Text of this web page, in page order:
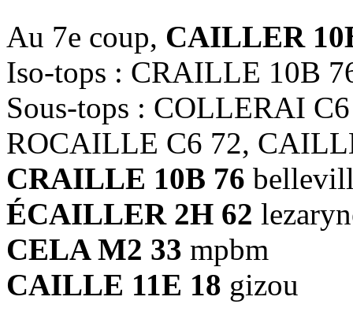
Au 7e coup, CAILLER
Iso-tops : CRAILLE 10B
Sous-tops : COLLERAI
ROCAILLE C6 72,
CRAILLE 10B 76
ÉCAILLER 2H 62
CELA M2 33 mpbm
CAILLE 11E 18 gizou